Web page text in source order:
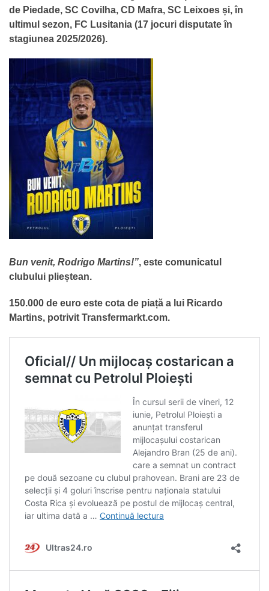
de Piedade, SC Covilha, CD Mafra, SC Leixoes și, în
ultimul sezon, FC Lusitania (17 jocuri disputate în
stagiunea 2025/2026).
Bun venit, Rodrigo Martins!”, este comunicatul
clubului plieștean.
150.000 de euro este cota de piață a lui Ricardo
Martins, potrivit Transfermarkt.com.